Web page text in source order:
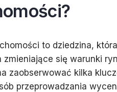
to dziedzina,
zmieniające się warunki
zaobserwować kilka
przeprowadzania